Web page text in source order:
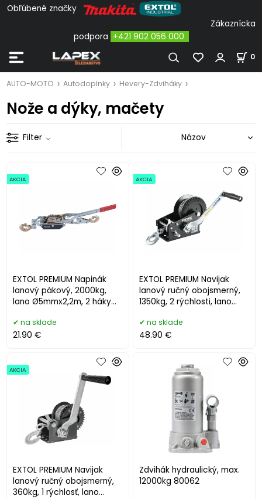
Obľúbené značky
Zákaznícka
podpora +421 902 056 000
0
AUTO-MOTO Autodoplnky Hevery-Zdviháky
Nože a dýky, mačety
Filter
EXTOL PREMIUM Napinák
lanový pákový, 2000kg,
lano Ø5mmx2,2m, 2 háky
AKCIA
na sklade
21.90 €
EXTOL PREMIUM Navijak
lanový ručný obojsmerný,
1350kg, 2 rýchlosti, lano
AKCIA
na sklade
48.90 €
EXTOL PREMIUM Navijak
lanový ručný obojsmerný,
360kg, 1 rýchlosť, lano
AKCIA
Zdvihák hydraulický, max.
12000kg 80062